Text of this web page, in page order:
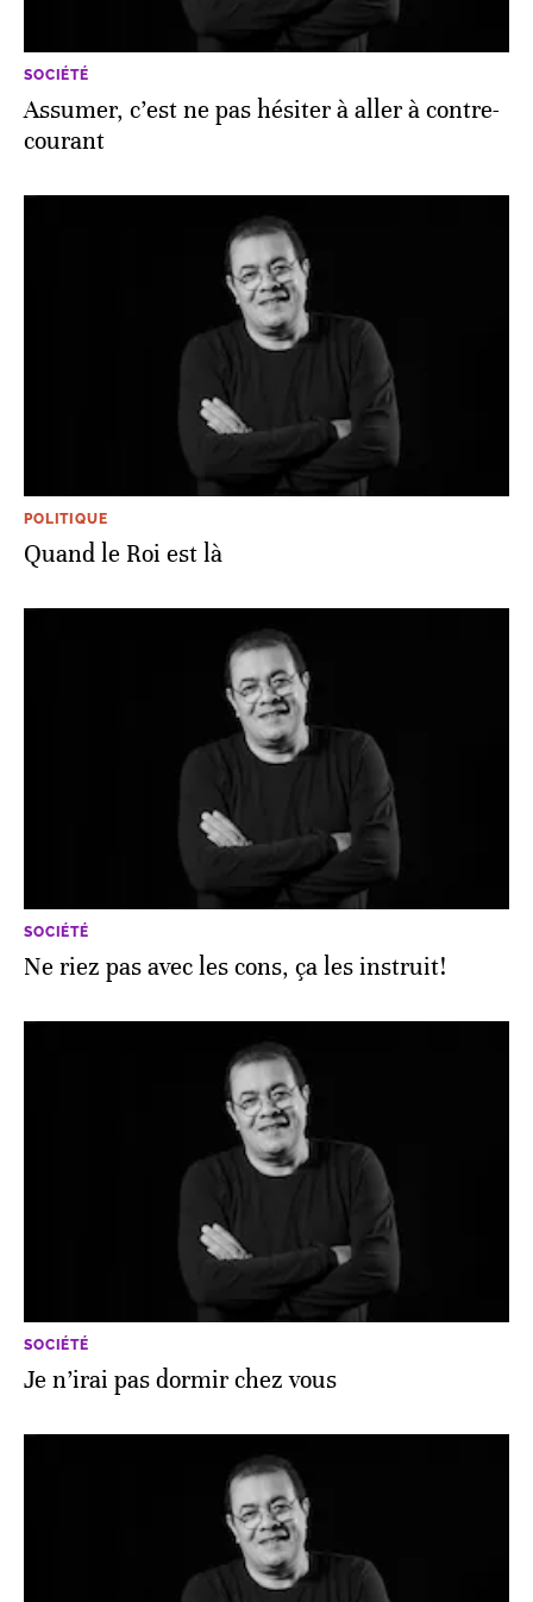
SOCIÉTÉ
Assumer, c’est ne pas hésiter à aller à contre-
courant
POLITIQUE
Quand le Roi est là
SOCIÉTÉ
Ne riez pas avec les cons, ça les instruit!
SOCIÉTÉ
Je n’irai pas dormir chez vous